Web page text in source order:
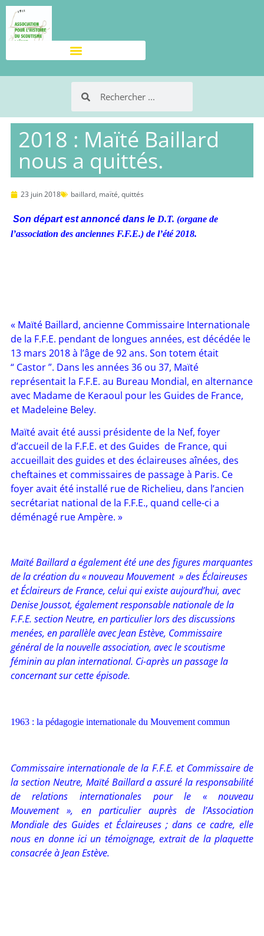
2018 : Maïté Baillard
nous a quittés.
23 juin 2018 baillard, maïté, quittés
Son départ est annoncé dans le D.T. (organe de
l’association des anciennes F.F.E.) de l’été 2018.
« Maïté Baillard, ancienne Commissaire Internationale
de la F.F.E. pendant de longues années, est décédée le
13 mars 2018 à l’âge de 92 ans. Son totem était
“ Castor ”. Dans les années 36 ou 37, Maïté
représentait la F.F.E. au Bureau Mondial, en alternance
avec Madame de Keraoul pour les Guides de France,
et Madeleine Beley.
Maïté avait été aussi présidente de la Nef, foyer
d’accueil de la F.F.E. et des Guides de France, qui
accueillait des guides et des éclaireuses aînées, des
cheftaines et commissaires de passage à Paris. Ce
foyer avait été installé rue de Richelieu, dans l’ancien
secrétariat national de la F.F.E., quand celle-ci a
déménagé rue Ampère. »
Maïté Baillard a également été une des figures marquantes
de la création du « nouveau Mouvement » des Éclaireuses
et Éclaireurs de France, celui qui existe aujourd’hui, avec
Denise Joussot, également responsable nationale de la
F.F.E. section Neutre, en particulier lors des discussions
menées, en parallèle avec Jean Estève, Commissaire
général de la nouvelle association, avec le scoutisme
féminin au plan international. Ci-après un passage la
concernant sur cette épisode.
1963 : la pédagogie internationale du Mouvement commun
Commissaire internationale de la F.F.E. et Commissaire de
la section Neutre, Maïté Baillard a assuré la responsabilité
de relations internationales pour le « nouveau
Mouvement », en particulier auprès de l’Association
Mondiale des Guides et Éclaireuses ; dans ce cadre, elle
nous en donne ici un témoignage, extrait de la plaquette
consacrée à Jean Estève.